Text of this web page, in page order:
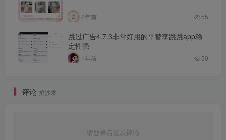
2年前 55
跳过广告4.7.3非常好用的平替李跳跳app稳
定性强
1年前 50
评论 抢沙发
请登录后发表评论